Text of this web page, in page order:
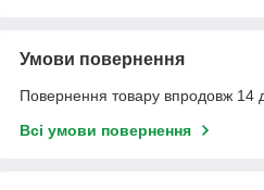
Умови повернення
Повернення товару впродовж 14
Всі умови повернення